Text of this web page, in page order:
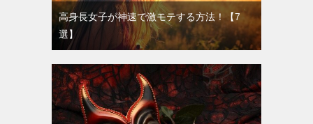
高身長女子が神速で激モテする方法！【7
選】